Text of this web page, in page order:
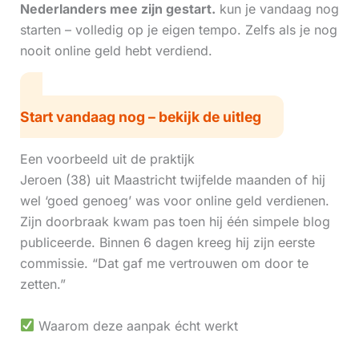
Nederlanders mee zijn gestart. kun je vandaag nog
starten – volledig op je eigen tempo. Zelfs als je nog
nooit online geld hebt verdiend.
Start vandaag nog – bekijk de uitleg
Een voorbeeld uit de praktijk
Jeroen (38) uit Maastricht twijfelde maanden of hij
wel ‘goed genoeg’ was voor online geld verdienen.
Zijn doorbraak kwam pas toen hij één simpele blog
publiceerde. Binnen 6 dagen kreeg hij zijn eerste
commissie. “Dat gaf me vertrouwen om door te
zetten.”
Waarom deze aanpak écht werkt